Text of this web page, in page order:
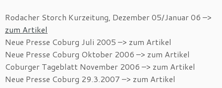
Rodacher Storch Kurzeitung, Dezember 05/Januar 06 –>
zum Artikel
Neue Presse Coburg Juli 2005 –> zum Artikel
Neue Presse Coburg Oktober 2006 –> zum Artikel
Coburger Tageblatt November 2006 –> zum Artikel
Neue Presse Coburg 29.3.2007 –> zum Artikel